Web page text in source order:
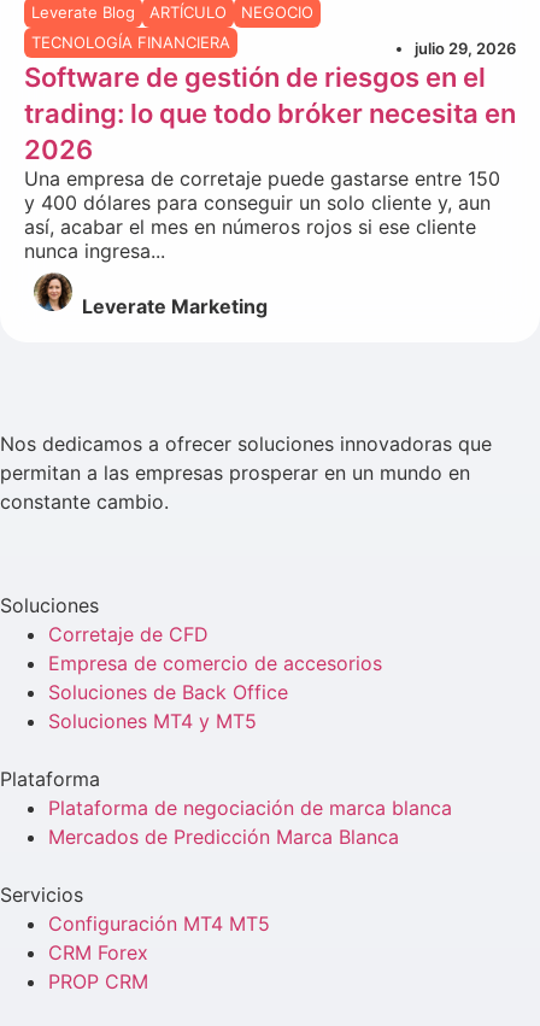
Leverate Blog ARTÍCULO
NEGOCIO
TECNOLOGÍA FINANCIERA
julio 29, 2026
Software de gestión de riesgos en el
trading: lo que todo bróker necesita en
2026
Una empresa de corretaje puede gastarse entre 150
y 400 dólares para conseguir un solo cliente y, aun
así, acabar el mes en números rojos si ese cliente
nunca ingresa...
Leverate Marketing
Nos dedicamos a ofrecer soluciones innovadoras que
permitan a las empresas prosperar en un mundo en
constante cambio.
Soluciones
Corretaje de CFD
Empresa de comercio de accesorios
Soluciones de Back Office
Soluciones MT4 y MT5
Plataforma
Plataforma de negociación de marca blanca
Mercados de Predicción Marca Blanca
Servicios
Configuración MT4 MT5
CRM Forex
PROP CRM